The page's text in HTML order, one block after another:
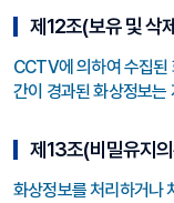
제12조(보유 및 삭
CCTV에 의하여 수집된
간이 경과된 화상정보는
제13조(비밀유지
화상정보를 처리하거나